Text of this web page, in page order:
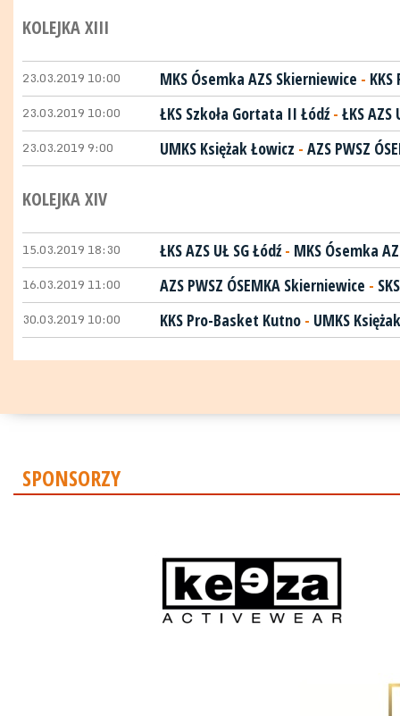
KOLEJKA XIII
23.03.2019 10:00 MKS Ósemka AZS Skierniewice -
23.03.2019 10:00 ŁKS Szkoła Gortata II Łódź- ŁKS AZS
23.03.2019 9:00 UMKS Księżak Łowicz - AZS PWSZ
KOLEJKA XIV
15.03.2019 18:30 ŁKS AZS UŁ SG Łódź- MKS Ósemka
16.03.2019 11:00 AZS PWSZ ÓSEMKA Skierniewice -
30.03.2019 10:00 KKS Pro-Basket Kutno - UMKS
SPONSORZY